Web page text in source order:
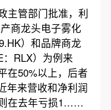
主管部门批准，利
商龙头电子雾化
）和品牌商龙
RLX）为例来
在50%以上，后者
年来营收和净利润
在去年亏损1……